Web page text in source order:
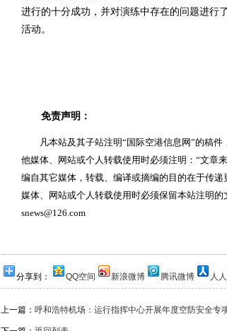
进行的十分成功，并对演练中存在的问题进行
活动。
免责声明：
凡本站及其子站注明“国际空港信息网”的稿件
他媒体、网站或个人转载使用时必须注明：“文章
编自其它媒体，转载、编译或摘编的目的在于传
媒体、网站或个人转载使用时必须保留本站注明
snews@126.com
分享到： QQ空间 新浪微博 腾讯微博 人
上一篇： 呼和浩特机场：运行指挥中心开展年度空防安全专